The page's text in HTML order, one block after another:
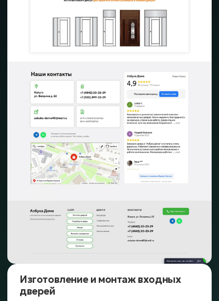
Изготовление и монтаж входных
дверей